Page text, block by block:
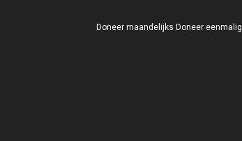
Doneer maandelijks Doneer eenmalig